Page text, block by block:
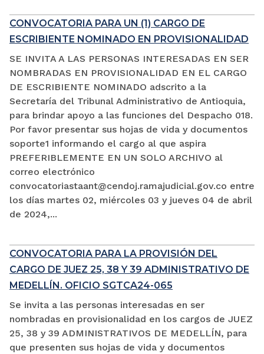
CONVOCATORIA PARA UN (1) CARGO DE
ESCRIBIENTE NOMINADO EN PROVISIONALIDAD
SE INVITA A LAS PERSONAS INTERESADAS EN SER
NOMBRADAS EN PROVISIONALIDAD EN EL CARGO
DE ESCRIBIENTE NOMINADO adscrito a la
Secretaría del Tribunal Administrativo de Antioquia,
para brindar apoyo a las funciones del Despacho 018.
Por favor presentar sus hojas de vida y documentos
soporte1 informando el cargo al que aspira
PREFERIBLEMENTE EN UN SOLO ARCHIVO al
correo electrónico
convocatoriastaant@cendoj.ramajudicial.gov.co entre
los días martes 02, miércoles 03 y jueves 04 de abril
de 2024,...
CONVOCATORIA PARA LA PROVISIÓN DEL
CARGO DE JUEZ 25, 38 Y 39 ADMINISTRATIVO DE
MEDELLÍN. OFICIO SGTCA24-065
Se invita a las personas interesadas en ser
nombradas en provisionalidad en los cargos de JUEZ
25, 38 y 39 ADMINISTRATIVOS DE MEDELLÍN, para
que presenten sus hojas de vida y documentos